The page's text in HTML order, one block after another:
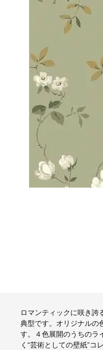
ロマンティックに咲き
典型です。オリジナルの
す。４色展開のうちのラ
く“芸術としての壁紙”コ